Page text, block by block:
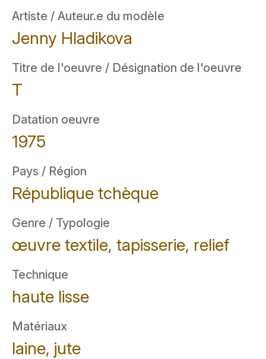
Artiste / Auteur.e du modèle
Jenny Hladikova
Titre de l'oeuvre / Désignation de l'oeuvre
T
Datation oeuvre
1975
Pays / Région
République tchèque
Genre / Typologie
œuvre textile, tapisserie, relief
Technique
haute lisse
Matériaux
laine, jute